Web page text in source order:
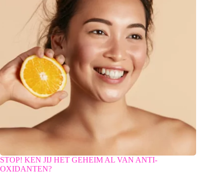
STOP! KEN JIJ HET GEHEIM AL VAN ANTI-
OXIDANTEN?